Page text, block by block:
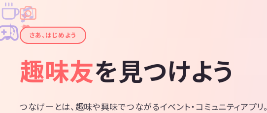
✦
✦
✧
✧
♪
♫
さあ、はじめよう
趣味友を見つけよう
つなげーとは、趣味や興味でつながるイベント・コミュニティアプリ。